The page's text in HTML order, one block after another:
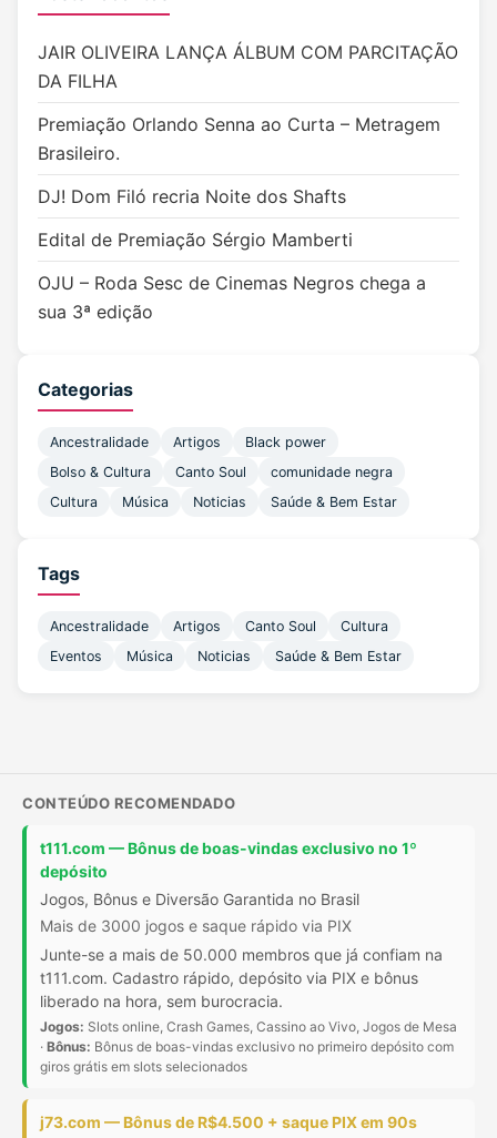
JAIR OLIVEIRA LANÇA ÁLBUM COM PARCITAÇÃO
DA FILHA
Premiação Orlando Senna ao Curta – Metragem
Brasileiro.
DJ! Dom Filó recria Noite dos Shafts
Edital de Premiação Sérgio Mamberti
OJU – Roda Sesc de Cinemas Negros chega a
sua 3ª edição
Categorias
Ancestralidade Artigos
Black power
Bolso & Cultura
Canto Soul
comunidade negra
Cultura
Música Noticias Saúde & Bem Estar
Tags
Ancestralidade Artigos Canto Soul
Cultura
Eventos
Música Noticias Saúde & Bem Estar
CONTEÚDO RECOMENDADO
t111.com — Bônus de boas-vindas exclusivo no 1º
depósito
Jogos, Bônus e Diversão Garantida no Brasil
Mais de 3000 jogos e saque rápido via PIX
Junte-se a mais de 50.000 membros que já confiam na
t111.com. Cadastro rápido, depósito via PIX e bônus
liberado na hora, sem burocracia.
Jogos: Slots online, Crash Games, Cassino ao Vivo, Jogos de Mesa
· Bônus: Bônus de boas-vindas exclusivo no primeiro depósito com
giros grátis em slots selecionados
j73.com — Bônus de R$4.500 + saque PIX em 90s